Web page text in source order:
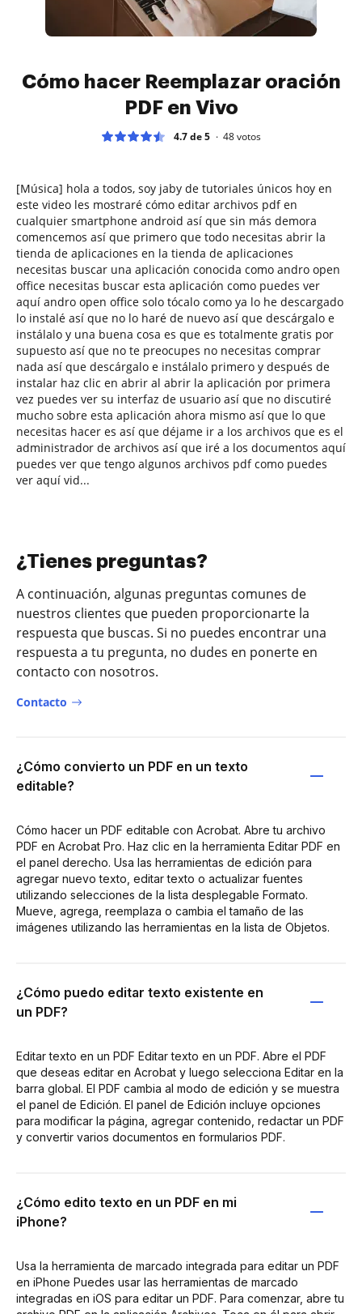
Cómo hacer Reemplazar oración
PDF en Vivo
4.7 de 5 48votos
[Música] hola a todos, soy jaby de tutoriales únicos hoy en
este video les mostraré cómo editar archivos pdf en
cualquier smartphone android así que sin más demora
comencemos así que primero que todo necesitas abrir la
tienda de aplicaciones en la tienda de aplicaciones
necesitas buscar una aplicación conocida como andro open
office necesitas buscar esta aplicación como puedes ver
aquí andro open office solo tócalo como ya lo he descargado
lo instalé así que no lo haré de nuevo así que descárgalo e
instálalo y una buena cosa es que es totalmente gratis por
supuesto así que no te preocupes no necesitas comprar
nada así que descárgalo e instálalo primero y después de
instalar haz clic en abrir al abrir la aplicación por primera
vez puedes ver su interfaz de usuario así que no discutiré
mucho sobre esta aplicación ahora mismo así que lo que
necesitas hacer es así que déjame ir a los archivos que es el
administrador de archivos así que iré a los documentos aquí
puedes ver que tengo algunos archivos pdf como puedes
ver aquí vid...
¿Tienes preguntas?
A continuación, algunas preguntas comunes de
nuestros clientes que pueden proporcionarte la
respuesta que buscas. Si no puedes encontrar una
respuesta a tu pregunta, no dudes en ponerte en
contacto con nosotros.
Contacto
¿Cómo convierto un PDF en un texto
editable?
Cómo hacer un PDF editable con Acrobat. Abre tu archivo
PDF en Acrobat Pro. Haz clic en la herramienta Editar PDF en
el panel derecho. Usa las herramientas de edición para
agregar nuevo texto, editar texto o actualizar fuentes
utilizando selecciones de la lista desplegable Formato.
Mueve, agrega, reemplaza o cambia el tamaño de las
imágenes utilizando las herramientas en la lista de Objetos.
¿Cómo puedo editar texto existente en
un PDF?
Editar texto en un PDF Editar texto en un PDF. Abre el PDF
que deseas editar en Acrobat y luego selecciona Editar en la
barra global. El PDF cambia al modo de edición y se muestra
el panel de Edición. El panel de Edición incluye opciones
para modificar la página, agregar contenido, redactar un PDF
y convertir varios documentos en formularios PDF.
¿Cómo edito texto en un PDF en mi
iPhone?
Usa la herramienta de marcado integrada para editar un PDF
en iPhone Puedes usar las herramientas de marcado
integradas en iOS para editar un PDF. Para comenzar, abre tu